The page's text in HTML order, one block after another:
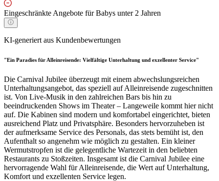
Eingeschränkte Angebote für Babys unter 2 Jahren
KI-generiert aus Kundenbewertungen
"Ein Paradies für Alleinreisende: Vielfältige Unterhaltung und exzellenter Service"
Die Carnival Jubilee überzeugt mit einem abwechslungsreichen
Unterhaltungsangebot, das speziell auf Alleinreisende zugeschnitten
ist. Von Live-Musik in den zahlreichen Bars bis hin zu
beeindruckenden Shows im Theater – Langeweile kommt hier nicht
auf. Die Kabinen sind modern und komfortabel eingerichtet, bieten
ausreichend Platz und Privatsphäre. Besonders hervorzuheben ist
der aufmerksame Service des Personals, das stets bemüht ist, den
Aufenthalt so angenehm wie möglich zu gestalten. Ein kleiner
Wermutstropfen ist die gelegentliche Wartezeit in den beliebten
Restaurants zu Stoßzeiten. Insgesamt ist die Carnival Jubilee eine
hervorragende Wahl für Alleinreisende, die Wert auf Unterhaltung,
Komfort und exzellenten Service legen.